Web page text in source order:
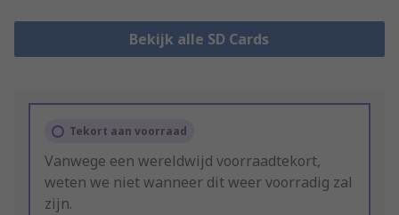
Bekijk alle SD Cards
Tekort aan voorraad
Vanwege een wereldwijd voorraadtekort,
weten we niet wanneer dit weer voorradig zal
zijn.